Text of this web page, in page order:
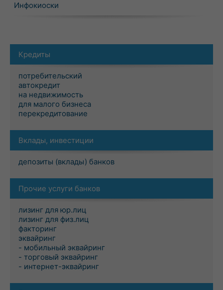
Инфокиоски
Кредиты
потребительский
автокредит
на недвижимость
для малого бизнеса
перекредитование
Вклады, инвестиции
депозиты (вклады) банков
Прочие услуги банков
лизинг для юр.лиц
лизинг для физ.лиц
факторинг
эквайринг
- мобильный эквайринг
- торговый эквайринг
- интернет-эквайринг